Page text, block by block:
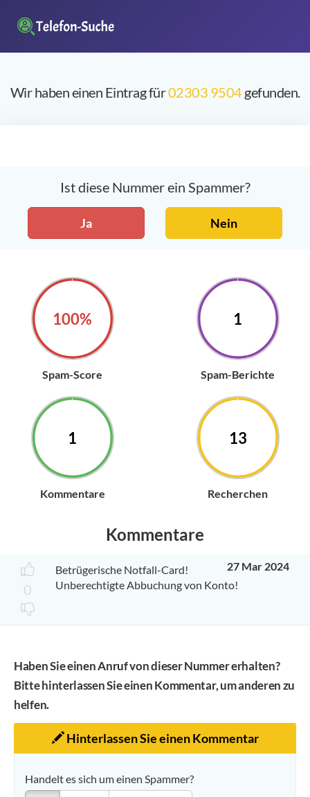
Wir haben einen Eintrag für02303 9504gefunden.
Ist diese Nummer ein Spammer?
Ja Nein
100%
Spam-Score
1
Spam-Berichte
1
Kommentare
13
Recherchen
Kommentare
0
27 Mar 2024
Betrügerische Notfall-Card!
Unberechtigte Abbuchung von Konto!
Haben Sie einen Anruf von dieser Nummer erhalten?
Bitte hinterlassen Sie einen Kommentar, um anderen zu
helfen.
Hinterlassen Sie einen Kommentar
Handelt es sich um einen Spammer?